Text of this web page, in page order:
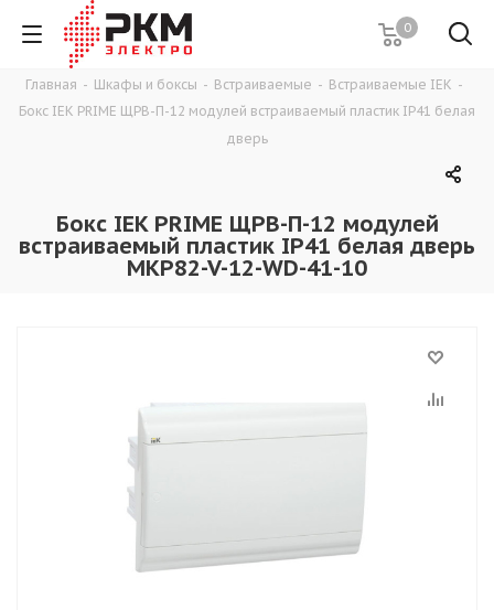
0
Главная - Шкафы и боксы - Встраиваемые - Встраиваемые IEK -
Бокс IEK PRIME ЩРВ-П-12 модулей встраиваемый пластик IP41 белая
дверь
Бокс IEK PRIME ЩРВ-П-12 модулей
встраиваемый пластик IP41 белая дверь
MKP82-V-12-WD-41-10